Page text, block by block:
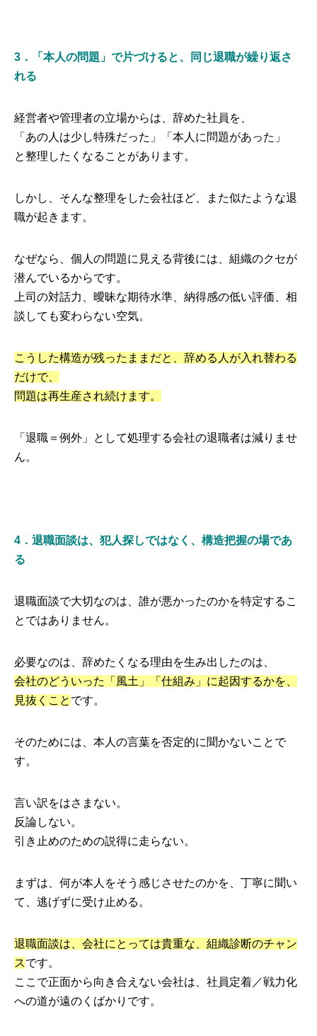
3．「本人の問題」で片づけると、同じ退職が繰り返さ
れる
経営者や管理者の立場からは、辞めた社員を、
「あの人は少し特殊だった」「本人に問題があった」
と整理したくなることがあります。
しかし、そんな整理をした会社ほど、また似たような退
職が起きます。
なぜなら、個人の問題に見える背後には、組織のクセが
潜んでいるからです。
上司の対話力、曖昧な期待水準、納得感の低い評価、相
談しても変わらない空気。
こうした構造が残ったままだと、辞める人が入れ替わる
だけで、
問題は再生産され続けます。
「退職＝例外」として処理する会社の退職者は減りませ
ん。
4．退職面談は、犯人探しではなく、構造把握の場であ
る
退職面談で大切なのは、誰が悪かったのかを特定するこ
とではありません。
必要なのは、辞めたくなる理由を生み出したのは、
会社のどういった「風土」「仕組み」に起因するかを、
見抜くこと です。
そのためには、本人の言葉を否定的に聞かないことで
す。
言い訳をはさまない。
反論しない。
引き止めのための説得に走らない。
まずは、何が本人をそう感じさせたのかを、丁寧に聞い
て、逃げずに受け止める。
退職面談は、会社にとっては貴重な、組織診断のチャン
スです。
ここで正面から向き合えない会社は、社員定着／戦力化
への道が遠のくばかりです。